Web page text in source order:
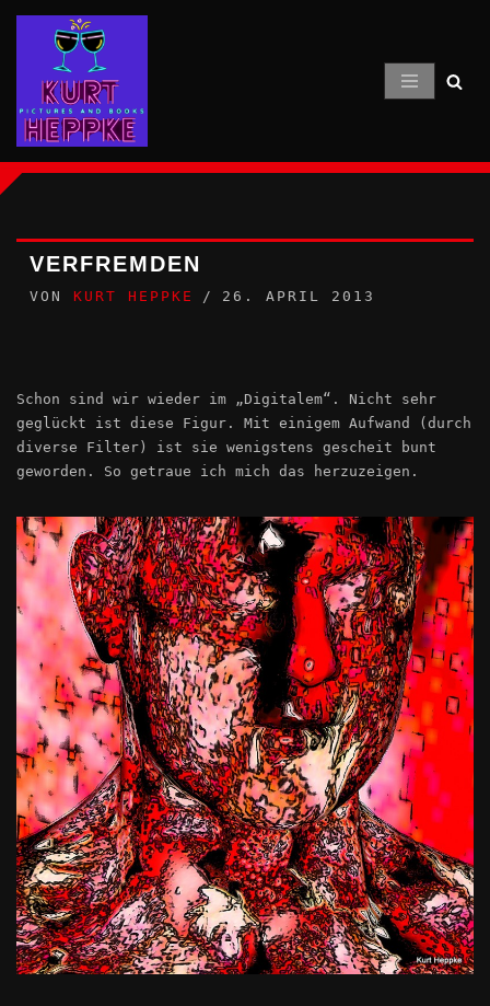
Inhalt
springen
VERFREMDEN
VON KURT HEPPKE 26. APRIL 2013
Schon sind wir wieder im „Digitalem“. Nicht sehr
geglückt ist diese Figur. Mit einigem Aufwand (durch
diverse Filter) ist sie wenigstens gescheit bunt
geworden. So getraue ich mich das herzuzeigen.